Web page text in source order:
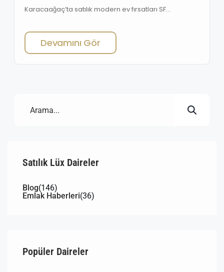
Karacaağaç’ta satılık modern ev fırsatları SF
yaşam alanlarını kaçırmayın. BUCA KARACAAĞAÇ’TA
SATILIK MODERN EV , İzmir’in yükselen değerlerinden
biri olan Buca Karacaağaç Mahallesi, konforlu yaşam
doğayla iç içe konumu ve ulaşım […]
Devamını Gör
Satılık Lüx Daireler
Blog(146)
Emlak Haberleri(36)
Popüler Daireler